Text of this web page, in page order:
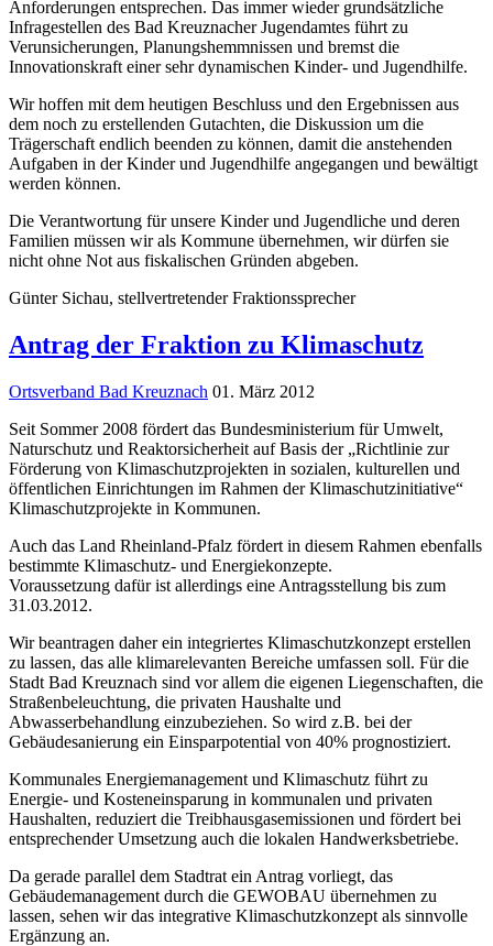
Anforderungen entsprechen. Das immer wieder grundsätzliche
Infragestellen des Bad Kreuznacher Jugendamtes führt zu
Verunsicherungen, Planungshemmnissen und bremst die
Innovationskraft einer sehr dynamischen Kinder- und Jugendhilfe.
Wir hoffen mit dem heutigen Beschluss und den Ergebnissen aus
dem noch zu erstellenden Gutachten, die Diskussion um die
Trägerschaft endlich beenden zu können, damit die anstehenden
Aufgaben in der Kinder und Jugendhilfe angegangen und bewältigt
werden können.
Die Verantwortung für unsere Kinder und Jugendliche und deren
Familien müssen wir als Kommune übernehmen, wir dürfen sie
nicht ohne Not aus fiskalischen Gründen abgeben.
Günter Sichau, stellvertretender Fraktionssprecher
Antrag der Fraktion zu Klimaschutz
Ortsverband Bad Kreuznach 01. März 2012
Seit Sommer 2008 fördert das Bundesministerium für Umwelt,
Naturschutz und Reaktorsicherheit auf Basis der „Richtlinie zur
Förderung von Klimaschutzprojekten in sozialen, kulturellen und
öffentlichen Einrichtungen im Rahmen der Klimaschutzinitiative“
Klimaschutzprojekte in Kommunen.
Auch das Land Rheinland-Pfalz fördert in diesem Rahmen ebenfalls
bestimmte Klimaschutz- und Energiekonzepte.
Voraussetzung dafür ist allerdings eine Antragsstellung bis zum
31.03.2012.
Wir beantragen daher ein integriertes Klimaschutzkonzept erstellen
zu lassen, das alle klimarelevanten Bereiche umfassen soll. Für die
Stadt Bad Kreuznach sind vor allem die eigenen Liegenschaften, die
Straßenbeleuchtung, die privaten Haushalte und
Abwasserbehandlung einzubeziehen. So wird z.B. bei der
Gebäudesanierung ein Einsparpotential von 40% prognostiziert.
Kommunales Energiemanagement und Klimaschutz führt zu
Energie- und Kosteneinsparung in kommunalen und privaten
Haushalten, reduziert die Treibhausgasemissionen und fördert bei
entsprechender Umsetzung auch die lokalen Handwerksbetriebe.
Da gerade parallel dem Stadtrat ein Antrag vorliegt, das
Gebäudemanagement durch die GEWOBAU übernehmen zu
lassen, sehen wir das integrative Klimaschutzkonzept als sinnvolle
Ergänzung an.